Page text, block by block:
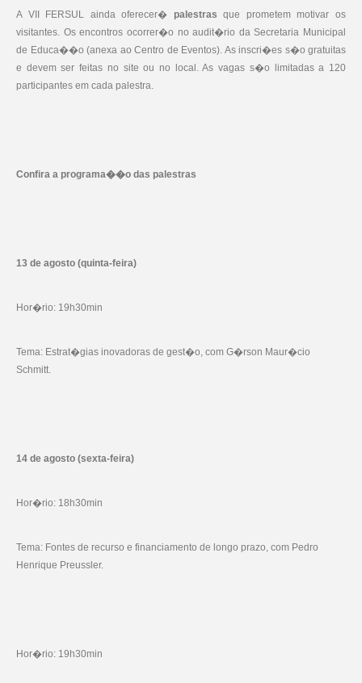
A VII FERSUL ainda oferecer� palestras que prometem motivar os
visitantes. Os encontros ocorrer�o no audit�rio da Secretaria Municipal
de Educa��o (anexa ao Centro de Eventos). As inscri�es s�o gratuitas
e devem ser feitas no site ou no local. As vagas s�o limitadas a 120
participantes em cada palestra.
Confira a programa��o das palestras
13 de agosto (quinta-feira)
Hor�rio: 19h30min
Tema: Estrat�gias inovadoras de gest�o, com G�rson Maur�cio
Schmitt.
14 de agosto (sexta-feira)
Hor�rio: 18h30min
Tema: Fontes de recurso e financiamento de longo prazo, com Pedro
Henrique Preussler.
Hor�rio: 19h30min